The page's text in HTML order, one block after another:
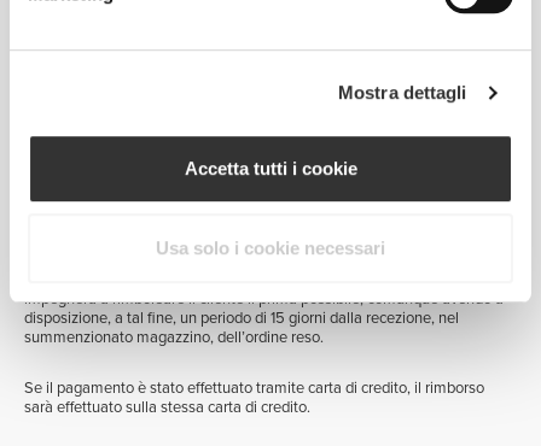
Mostra dettagli
Accetta tutti i cookie
Usa solo i cookie necessari
rientrare in commercio, verrà emesso un coupon valido per lo stesso
condizioni di utilizzo di tale coupon fornite nella sezione Coupon. Se il
previamente, verrà inviato al cliente un messaggio che dichiara la non
accettazione di tale resa con indicazione del periodo di tempo reso
impegnerà a rimborsare il cliente il prima possibile, comunque avendo a
disposizione, a tal fine, un periodo di 15 giorni dalla recezione, nel
summenzionato magazzino, dell’ordine reso.
Se il pagamento è stato effettuato tramite carta di credito, il rimborso
sarà effettuato sulla stessa carta di credito.